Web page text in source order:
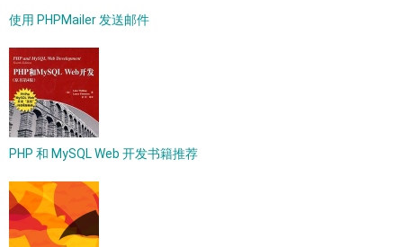
使用 PHPMailer 发送邮件
PHP 和 MySQL Web 开发书籍推荐